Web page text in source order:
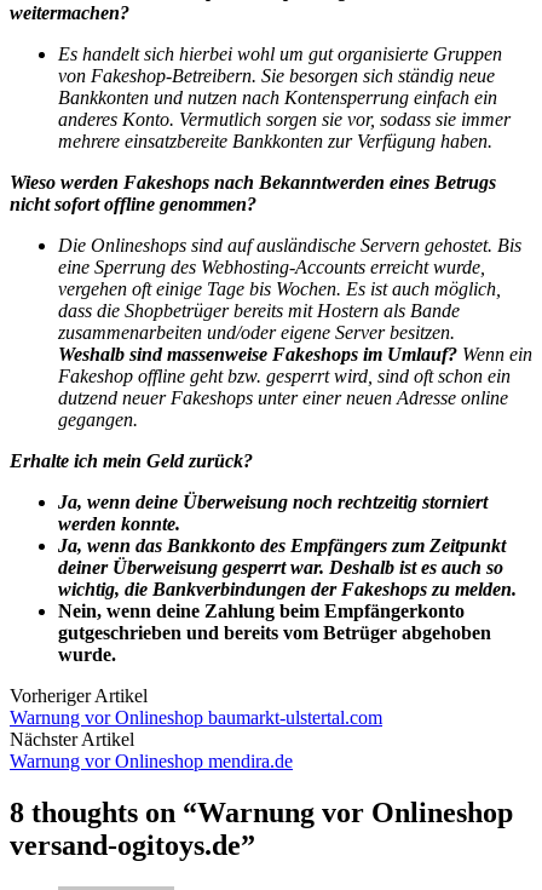
weitermachen?
Es handelt sich hierbei wohl um gut organisierte Gruppen
von Fakeshop-Betreibern. Sie besorgen sich ständig neue
Bankkonten und nutzen nach Kontensperrung einfach ein
anderes Konto. Vermutlich sorgen sie vor, sodass sie immer
mehrere einsatzbereite Bankkonten zur Verfügung haben.
Wieso werden Fakeshops nach Bekanntwerden eines Betrugs
nicht sofort offline genommen?
Die Onlineshops sind auf ausländische Servern gehostet. Bis
eine Sperrung des Webhosting-Accounts erreicht wurde,
vergehen oft einige Tage bis Wochen. Es ist auch möglich,
dass die Shopbetrüger bereits mit Hostern als Bande
zusammenarbeiten und/oder eigene Server besitzen.
Weshalb sind massenweise Fakeshops im Umlauf? Wenn ein
Fakeshop offline geht bzw. gesperrt wird, sind oft schon ein
dutzend neuer Fakeshops unter einer neuen Adresse online
gegangen.
Erhalte ich mein Geld zurück?
Ja, wenn deine Überweisung noch rechtzeitig storniert
werden konnte.
Ja, wenn das Bankkonto des Empfängers zum Zeitpunkt
deiner Überweisung gesperrt war. Deshalb ist es auch so
wichtig, die Bankverbindungen der Fakeshops zu melden.
Nein, wenn deine Zahlung beim Empfängerkonto
gutgeschrieben und bereits vom Betrüger abgehoben
wurde.
Vorheriger Artikel
Warnung vor Onlineshop baumarkt-ulstertal.com
Nächster Artikel
Warnung vor Onlineshop mendira.de
8 thoughts on “Warnung vor Onlineshop
versand-ogitoys.de”